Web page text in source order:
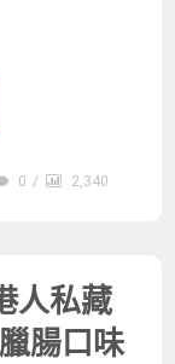
0 / 2,340
人私藏
腸口味